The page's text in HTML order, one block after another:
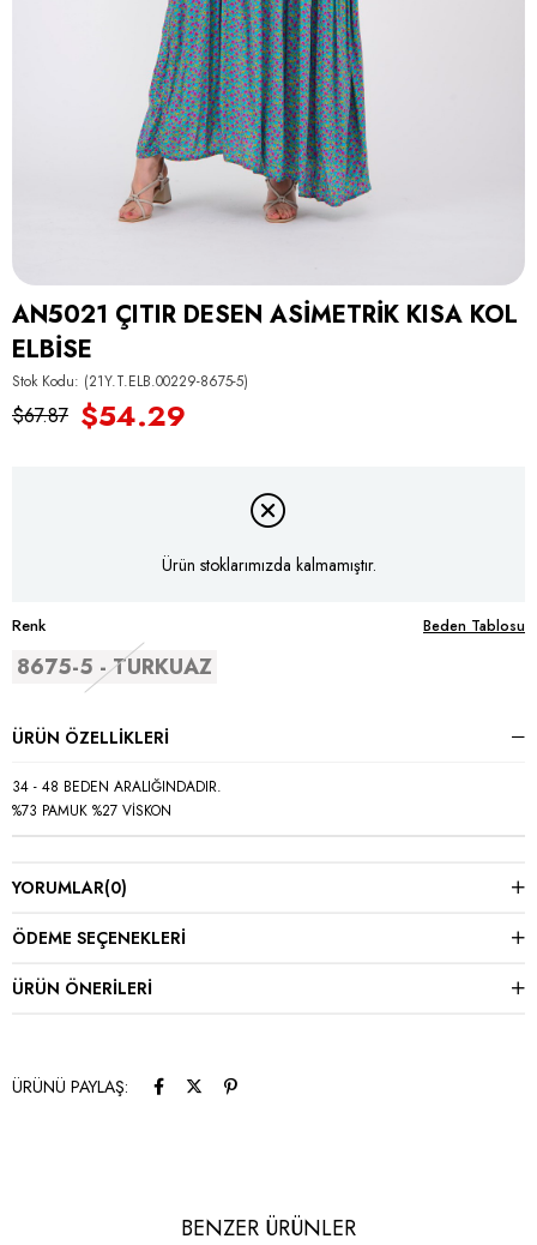
AN5021 ÇITIR DESEN ASİMETRİK KISA KOL
ELBİSE
Stok Kodu (21Y.T.ELB.00229-8675-5)
$67.87 $54.29
Ürün stoklarımızda kalmamıştır.
Renk Beden Tablosu
8675-5 - TURKUAZ
ÜRÜN ÖZELLIKLERI
34 - 48 BEDEN ARALIĞINDADIR.
%73 PAMUK %27 VİSKON
YORUMLAR(0)
ÖDEME SEÇENEKLERI
ÜRÜN ÖNERILERI
ÜRÜNÜ PAYLAŞ:
BENZER ÜRÜNLER